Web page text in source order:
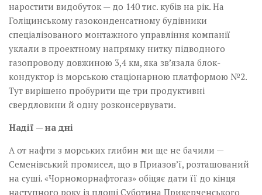
наростити видобуток — до 140 тис. кубів на рік. На
Голіцинському газоконденсатному будівники
спеціалізованого монтажного управління компанії
уклали в проектному напрямку нитку підводного
газопроводу довжиною 3,4 км, яка зв’язала блок-
кондуктор із морською стаціонарною платформою №2.
Тут вирішено пробурити ще три продуктивні
свердловини й одну розконсервувати.
Надії — на дні
А от нафти з морських глибин ми ще не бачили —
Семенівський промисел, що в Приазов’ї, розташований
на суші. «Чорноморнафтогаз» обіцяє дати її до кінця
наступного року із площі Суботина Прикерченського